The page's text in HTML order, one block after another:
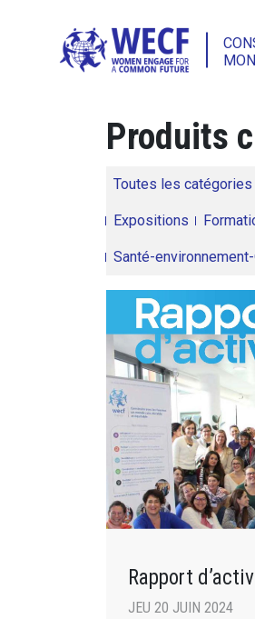
Produits
Toutes les catégories
Expositions
Santé-
Rapport
JEU 20 JUIN 2024